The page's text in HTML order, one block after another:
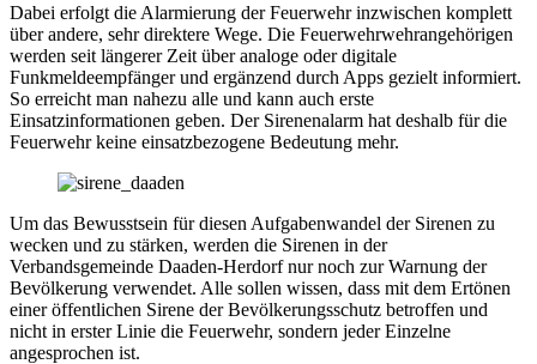
Dabei erfolgt die Alarmierung der Feuerwehr inzwischen komplett
über andere, sehr direktere Wege. Die Feuerwehrwehrangehörigen
werden seit längerer Zeit über analoge oder digitale
Funkmeldeempfänger und ergänzend durch Apps gezielt informiert.
So erreicht man nahezu alle und kann auch erste
Einsatzinformationen geben. Der Sirenenalarm hat deshalb für die
Feuerwehr keine einsatzbezogene Bedeutung mehr.
Um das Bewusstsein für diesen Aufgabenwandel der Sirenen zu
wecken und zu stärken, werden die Sirenen in der
Verbandsgemeinde Daaden-Herdorf nur noch zur Warnung der
Bevölkerung verwendet. Alle sollen wissen, dass mit dem Ertönen
einer öffentlichen Sirene der Bevölkerungsschutz betroffen und
nicht in erster Linie die Feuerwehr, sondern jeder Einzelne
angesprochen ist.